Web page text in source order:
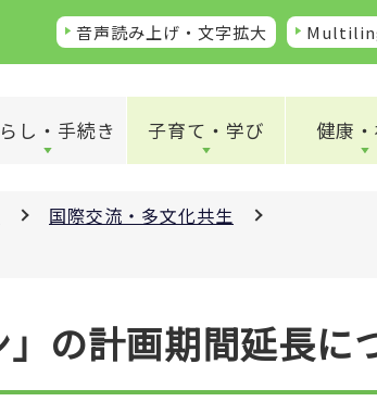
音声読み上げ・文字拡大
し・手続き 子育て・学び 健康
国際交流・多文化共生
」の計画期間延長に